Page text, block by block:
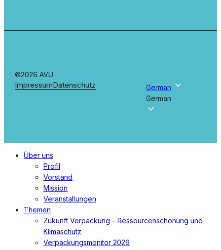
©2026 AVU
ImpressumDatenschutz
German
German
Menü
Über uns
Profil
Vorstand
Mission
Veranstaltungen
Themen
Zukunft Verpackung – Ressourcenschonung und
Klimaschutz
Verpackungsmonitor 2026